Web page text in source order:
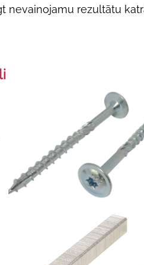
nevainojamu rezultātu